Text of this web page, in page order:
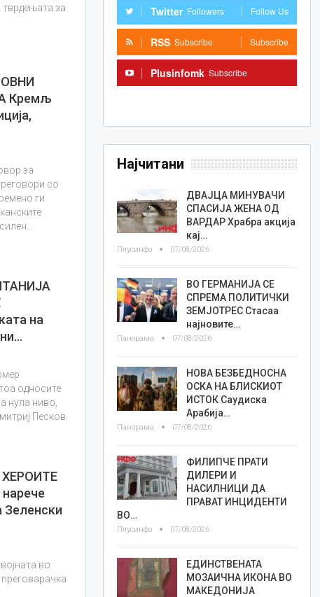
тврдењата за
Кремљ
за
со
ги
на
односите
нула ниво,
Песков.
Зеленски
во
Twitter Followers Follow Us
RSS Subscribe Subscribe
Plusinfomk Subscribe
Најчитани
ДВАЈЦА МИНУВАЧИ
СПАСИЈА ЖЕНА ОД
ВАРДАР Храбра акција
кај…
Плусинфо 07/08/2026
ВО ГЕРМАНИЈА СЕ
СПРЕМА ПОЛИТИЧКИ
ЗЕМЈОТРЕС Стасаа
најновите…
Панорама 07/08/2026
НОВА БЕЗБЕДНОСНА
ОСКА НА БЛИСКИОТ
ИСТОК Саудиска
Арабија…
Панорама 07/08/2026
ФИЛИПЧЕ ПРАТИ
ДИЛЕРИ И
НАСИЛНИЦИ ДА
ПРАВАТ ИНЦИДЕНТИ
ВО…
Плусинфо 07/08/2026
ЕДИНСТВЕНАТА
МОЗАИЧНА ИКОНА ВО
МАКЕДОНИЈА